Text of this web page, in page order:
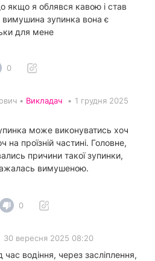
якщо я облявся кавою і став
вимушина зупинка вона є
для мене
0
• Викладач • 1 грудня 2025
може виконуватись хоч
на проїзній частині. Головне,
причини такої зупинки,
вимушеною.
0
30 вересня 2025 08:20
час водіння, через засліплення,